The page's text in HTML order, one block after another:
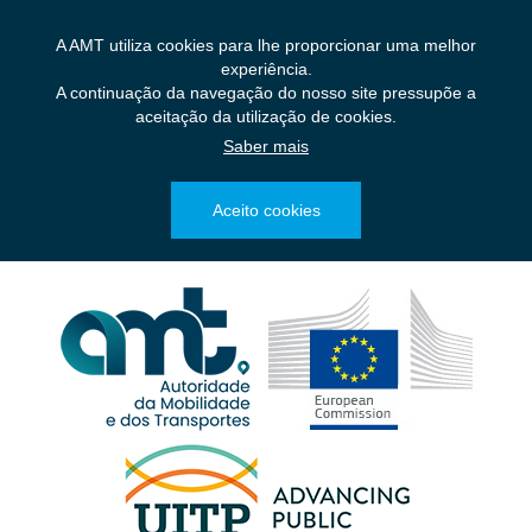
A AMT utiliza cookies para lhe proporcionar uma melhor
experiência.
A continuação da navegação do nosso site pressupõe a
aceitação da utilização de cookies.
Saber mais
Aceito cookies